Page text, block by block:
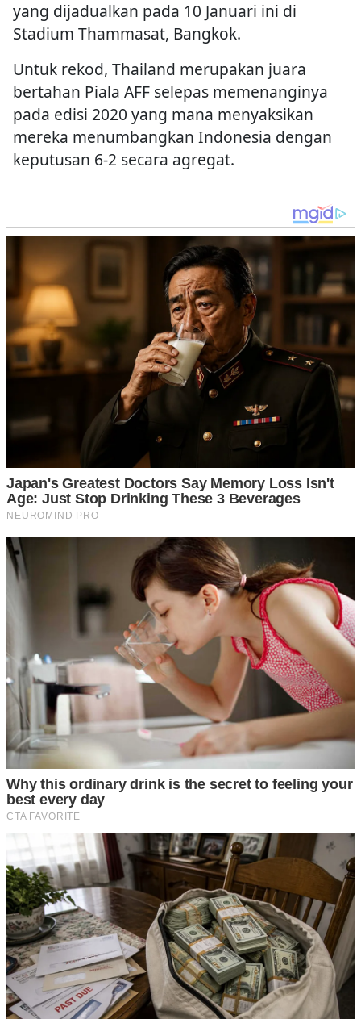
yang dijadualkan pada 10 Januari ini di
Stadium Thammasat, Bangkok.
Untuk rekod, Thailand merupakan juara
bertahan Piala AFF selepas memenanginya
pada edisi 2020 yang mana menyaksikan
mereka menumbangkan Indonesia dengan
keputusan 6-2 secara agregat.